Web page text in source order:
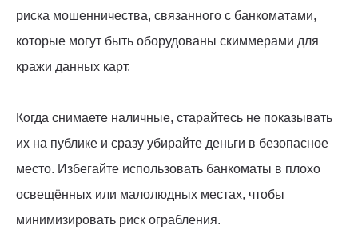
риска мошенничества, связанного с банкоматами,
которые могут быть оборудованы скиммерами для
кражи данных карт.
Когда снимаете наличные, старайтесь не показывать
их на публике и сразу убирайте деньги в безопасное
место. Избегайте использовать банкоматы в плохо
освещённых или малолюдных местах, чтобы
минимизировать риск ограбления.